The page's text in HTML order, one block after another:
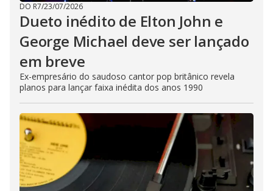
DO R7/23/07/2026
Dueto inédito de Elton John e
George Michael deve ser lançado
em breve
Ex-empresário do saudoso cantor pop britânico revela
planos para lançar faixa inédita dos anos 1990